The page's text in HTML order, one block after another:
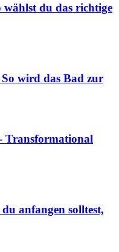
wählst du das richtige
wird das Bad zur
Transformational
anfangen solltest,